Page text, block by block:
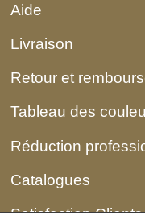
Aide
Livraison
Retour et
Tableau des
Réduction
Catalogues
Satisfaction Clients